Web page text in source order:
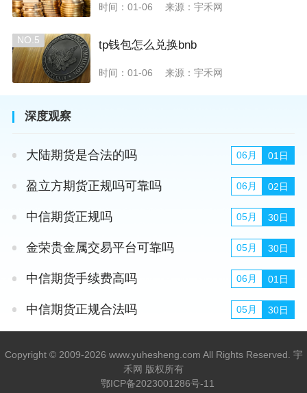
时间：01-06 来源：宇禾网
NO.5 tp钱包怎么兑换bnb
时间：01-06 来源：宇禾网
深度观察
大陆期货是合法的吗 06月 01日
盈立方期货正规吗可靠吗 06月 02日
中信期货正规吗 05月 30日
金荣贵金属交易平台可靠吗 05月 30日
中信期货手续费高吗 06月 01日
中信期货正规合法吗 05月 30日
Copyright © 2009-2026 www.yuhesheng.com All Rights Reserved. 宇
禾网 版权所有
鄂ICP备2023001286号-11